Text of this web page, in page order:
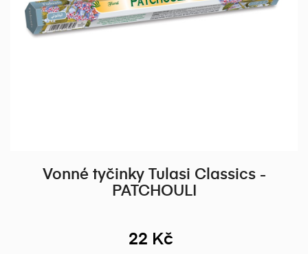
Vonné tyčinky Tulasi Classics -
PATCHOULI
22 Kč